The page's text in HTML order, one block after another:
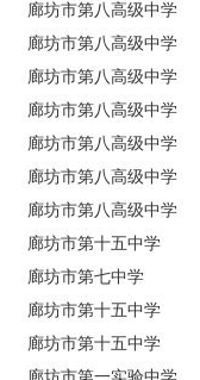
廊坊市第八高级中学
廊坊市第八高级中学
廊坊市第八高级中学
廊坊市第八高级中学
廊坊市第八高级中学
廊坊市第八高级中学
廊坊市第八高级中学
廊坊市第十五中学
廊坊市第七中学
廊坊市第十五中学
廊坊市第十五中学